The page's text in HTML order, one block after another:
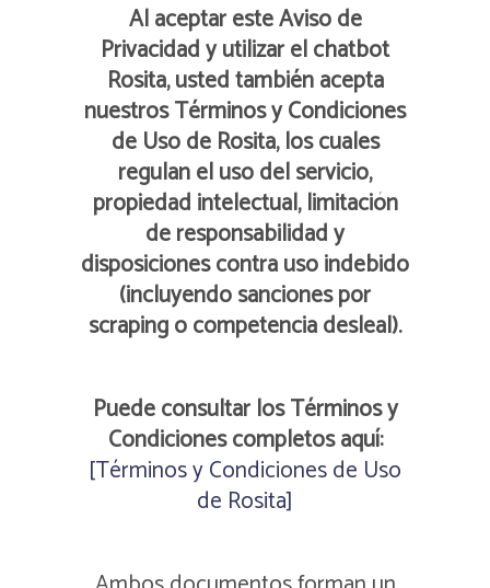
Al aceptar este Aviso de
Privacidad y utilizar el chatbot
Rosita, usted también acepta
nuestros Términos y Condiciones
de Uso de Rosita, los cuales
regulan el uso del servicio,
propiedad intelectual, limitación
de responsabilidad y
disposiciones contra uso indebido
(incluyendo sanciones por
scraping o competencia desleal).
Puede consultar los Términos y
Condiciones completos aquí:
[Términos y Condiciones de Uso
de Rosita]